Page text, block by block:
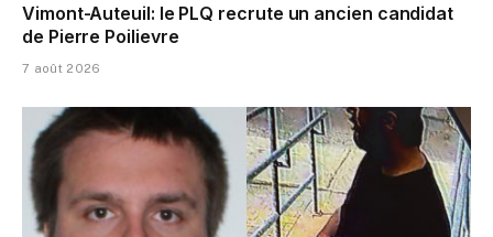
Vimont-Auteuil: le PLQ recrute un ancien candidat
de Pierre Poilievre
7 août 2026